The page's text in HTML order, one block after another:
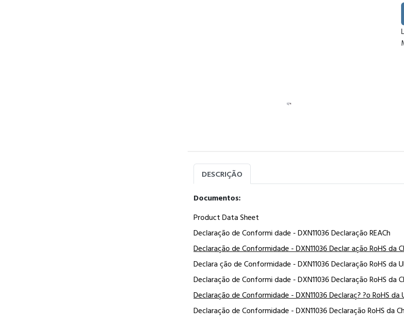
DESCRIÇÃO
Documentos:
Product Data Sheet
Declaração de Conformi dade - DXN11036 Declaração REACh
Declaração de Conformidade - DXN11036 Declar ação RoHS da
Declara ção de Conformidade - DXN11036 Declaração RoHS da
Declaração de Conformi dade - DXN11036 Declaração RoHS da
Declaração de Conformidade - DXN11036 Declaraç? ?o RoHS da
Declaração de Conformidade - DXN11036 Declaração RoHS da